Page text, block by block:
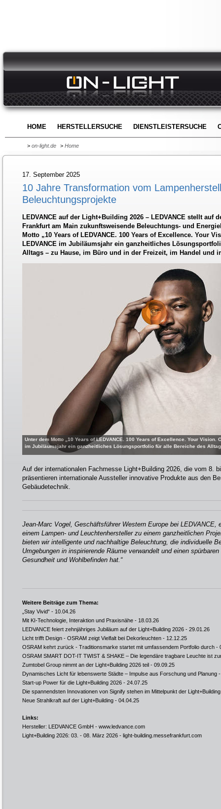
HOME HERSTELLERSUCHE DIENSTLEISTERSUCHE
> on-light.de > Home
17. September 2025
10 Jahre Transformation vom
Beleuchtungsprojekte
LEDVANCE auf der Light+Building 2026 – LEDVANCE stellt auf
Frankfurt am Main zukunftsweisende Beleuchtungs- und
Motto „10 Years of LEDVANCE. 100 Years of Excellence. Your
LEDVANCE im Jubiläumsjahr ein ganzheitliches
Alltags – zu Hause, im Büro und in der Freizeit, im Handel und
Unter dem Motto „10 Years of LEDVANCE. 100 Years of Excellence. Your Vision.
im Jubiläumsjahr ein ganzheitliches Lösungsportfolio für alle Bereiche des
Auf der internationalen Fachmesse Light+Building 2026, die vom 8.
präsentieren internationale Aussteller innovative Produkte aus den
Gebäudetechnik.
Jean-Marc Vogel, Geschäftsführer Western Europe bei LEDVANCE,
einem Lampen- und Leuchtenhersteller zu einem ganzheitlichen
bieten wir intelligente und nachhaltige Beleuchtung, die individuelle
Umgebungen in inspirierende Räume verwandelt und einen
Gesundheit und Wohlbefinden hat.“
Weitere Beiträge zum Thema:
„Stay Vivid“ - 10.04.26
Mit KI-Technologie, Interaktion und Praxisnähe - 18.03.26
LEDVANCE feiert zehnjähriges Jubiläum auf der Light+Building 2026 - 29.01.26
Licht trifft Design - OSRAM zeigt Vielfalt bei Dekorleuchten - 12.12.25
OSRAM kehrt zurück - Traditionsmarke startet mit umfassendem Portfolio durch -
OSRAM SMART DOT-IT TWIST & SHAKE – Die legendäre tragbare Leuchte ist
Zumtobel Group nimmt an der Light+Building 2026 teil - 09.09.25
Dynamisches Licht für lebenswerte Städte – Impulse aus Forschung und Planung
Start-up Power für die Light+Building 2026 - 24.07.25
Die spannendsten Innovationen von Signify stehen im Mittelpunkt der
Neue Strahlkraft auf der Light+Building - 04.04.25
Links:
Hersteller: LEDVANCE GmbH - www.ledvance.com
Light+Building 2026: 03. - 08. März 2026 - light-building.messefrankfurt.com